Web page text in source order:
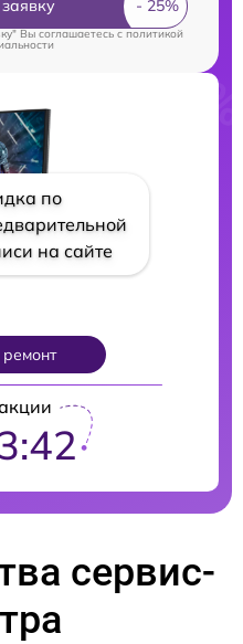
Вы соглашаетесь cполитикой
по
на сайте
сервис-